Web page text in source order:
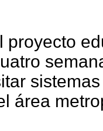
proyecto
área